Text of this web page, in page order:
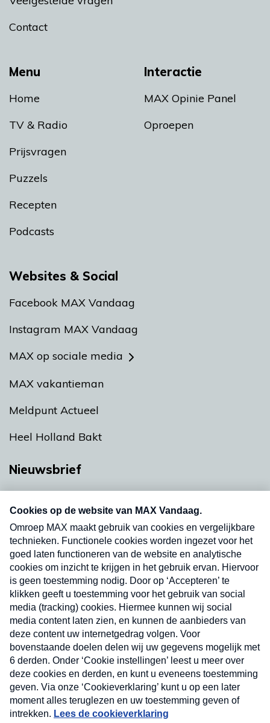
Menu
Home
TV & Radio
Prijsvragen
Puzzels
Recepten
Podcasts
Interactie
MAX Opinie Panel
Oproepen
Contact
Websites & Social
Facebook MAX Vandaag
Instagram MAX Vandaag
MAX op sociale media
MAX vakantieman
Meldpunt Actueel
Heel Holland Bakt
Nieuwsbrief
Neem hier een gratis abonnement op onze
nieuwsbrief. Elke vrijdag- en dinsdagochtend in
uw mailbox.
Verzend
Nieuwsbrief
Neem hier een gratis abonnement op onze
nieuwsbrief. Elke vrijdag- en dinsdagochtend in uw